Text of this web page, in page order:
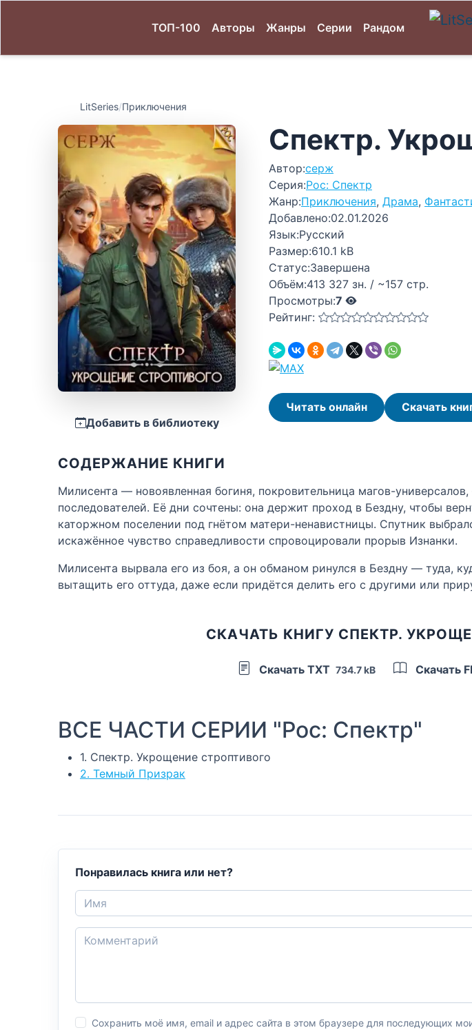
ТОП-100 Авторы Жанры Серии Рандом
LitSeries/Приключения
Добавить в библиотеку
Спектр.
Автор:серж
Серия:Рос: Спектр
Жанр:Приключения, Драма,
Добавлено:02.01.2026
Язык:Русский
Размер:610.1 kB
Статус:Завершена
Объём:413 327 зн. / ~157 стр.
Просмотры:7
Рейтинг:
Читать онлайн Скачать
СОДЕРЖАНИЕ КНИГИ
Милисента — новоявленная богиня, покровительница магов-
последователей. Её дни сочтены: она держит проход в Бездну, чтобы
каторжном поселении под гнётом матери-ненавистницы. Спутник
искажённое чувство справедливости спровоцировали прорыв Изнанки.
Милисента вырвала его из боя, а он обманом ринулся в Бездну — туда,
вытащить его оттуда, даже если придётся делить его с другими или
СКАЧАТЬ КНИГУ СПЕКТР.
Скачать TXT 734.7 kB Скачать
ВСЕ ЧАСТИ СЕРИИ "Рос: Спектр"
1. Спектр. Укрощение строптивого
2. Темный Призрак
Понравилась книга или нет?
Сохранить моё имя, email и адрес сайта в этом браузере для последующих